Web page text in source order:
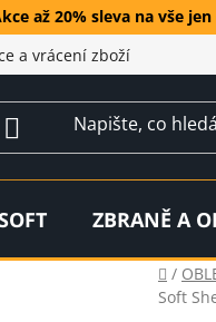
až 20% sleva na vše
a vrácení zboží
ZBRANĚ A
Domů
/
Soft